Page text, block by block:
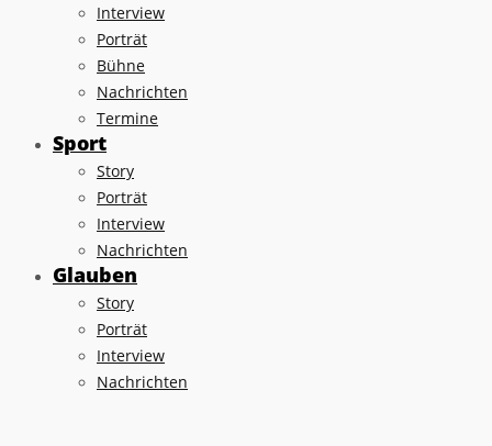
Interview
Porträt
Bühne
Nachrichten
Termine
Sport
Story
Porträt
Interview
Nachrichten
Glauben
Story
Porträt
Interview
Nachrichten